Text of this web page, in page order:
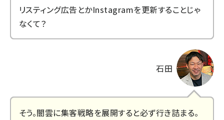
リスティング広告とかInstagramを更新することじゃ
なくて？
石田
そう。闇雲に集客戦略を展開すると必ず行き詰まる。